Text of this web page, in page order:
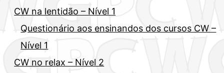
CW na lentidão – Nível 1
Questionário aos ensinandos dos cursos CW –
Nível 1
CW no relax – Nível 2